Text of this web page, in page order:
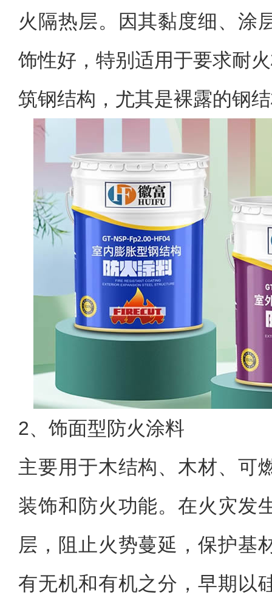
火隔热层。因其黏度细、涂
饰性好，特别适用于要求耐
筑钢结构，尤其是裸露的钢
2、饰面型防火涂料
主要用于木结构、木材、可
装饰和防火功能。在火灾发
层，阻止火势蔓延，保护基
有无机和有机之分，早期以